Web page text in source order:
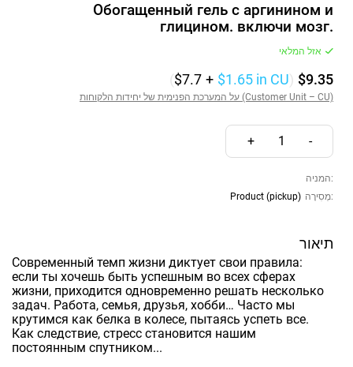
Обогащенный гель с аргинином и
глицином. включи мозг.
אזל המלאי
$9.35
($7.7 + $1.65 in CU)
על המערכת הפנימית של יחידות הלקוחות (Customer Unit – CU)
-
1
+
המניה:
מְסִירָה:
Product (pickup)
תיאור
Современный темп жизни диктует свои правила:
если ты хочешь быть успешным во всех сферах
жизни, приходится одновременно решать несколько
задач. Работа, семья, друзья, хобби… Часто мы
крутимся как белка в колесе, пытаясь успеть все.
Как следствие, стресс становится нашим
постоянным спутником...